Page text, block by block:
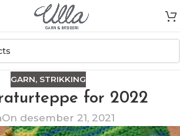
GARN, STRIKKING
for 2022
On desember 21, 2021